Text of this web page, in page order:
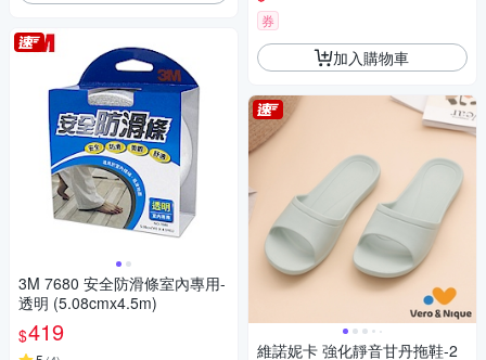
3M 7680 安全防滑條室內專用-
透明 (5.08cmx4.5m)
$419
券
加入購物車
維諾妮卡 強化靜音甘丹拖鞋-2